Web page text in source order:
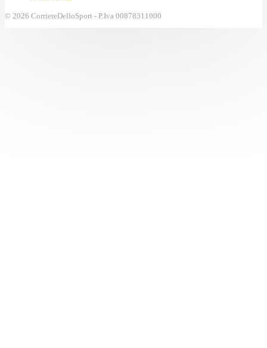
© 2026 CorriereDelloSport - P.Iva 00878311000